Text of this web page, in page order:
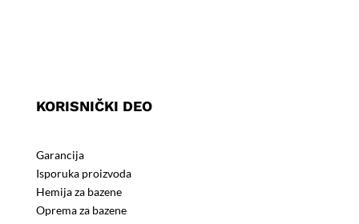
KORISNIČKI DEO
Garancija
Isporuka proizvoda
Hemija za bazene
Oprema za bazene